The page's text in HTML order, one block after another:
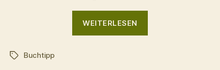
WEITERLESEN
Schlagwörter
Buchtipp